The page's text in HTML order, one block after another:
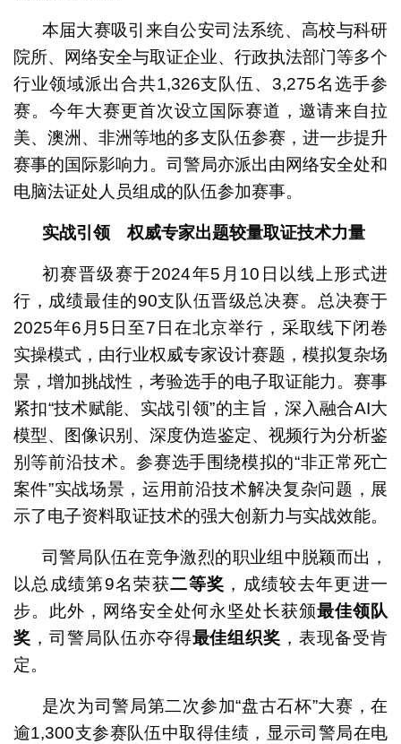
本届大赛吸引来自公安司法系统、高校与科研
院所、网络安全与取证企业、行政执法部门等多个
行业领域派出合共1,326支队伍、3,275名选手参
赛。今年大赛更首次设立国际赛道，邀请来自拉
美、澳洲、非洲等地的多支队伍参赛，进一步提升
赛事的国际影响力。司警局亦派出由网络安全处和
电脑法证处人员组成的队伍参加赛事。
实战引领 权威专家出题较量取证技术力量
初赛晋级赛于2024年5月10日以线上形式进
行，成绩最佳的90支队伍晋级总决赛。总决赛于
2025年6月5日至7日在北京举行，采取线下闭卷
实操模式，由行业权威专家设计赛题，模拟复杂场
景，增加挑战性，考验选手的电子取证能力。赛事
紧扣“技术赋能、实战引领”的主旨，深入融合AI大
模型、图像识别、深度伪造鉴定、视频行为分析鉴
别等前沿技术。参赛选手围绕模拟的“非正常死亡
案件”实战场景，运用前沿技术解决复杂问题，展
示了电子资料取证技术的强大创新力与实战效能。
司警局队伍在竞争激烈的职业组中脱颖而出，
以总成绩第9名荣获二等奖 ，成绩较去年更进一
步。此外，网络安全处何永坚处长获颁最佳领队
奖 ，司警局队伍亦夺得最佳组织奖 ，表现备受肯
定。
是次为司警局第二次参加“盘古石杯”大赛，在
逾1,300支参赛队伍中取得佳绩，显示司警局在电